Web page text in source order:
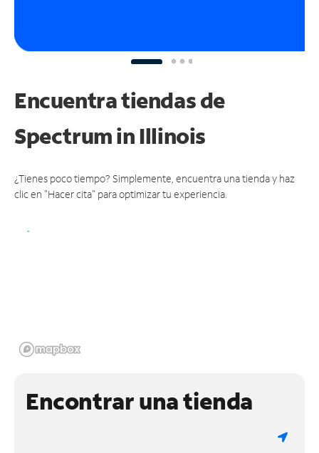
Encuentra tiendas de
Spectrumin Illinois
¿Tienes poco tiempo? Simplemente, encuentra una tienda y haz
clic en "Hacer cita" para optimizar tu experiencia.
Encontrar una tienda